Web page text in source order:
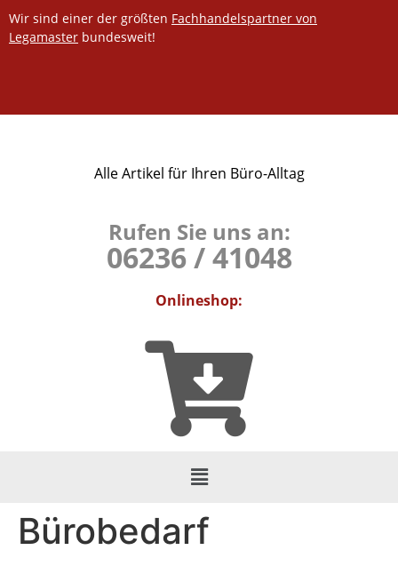
Wir sind einer der größten Fachhandelspartner von
Legamaster bundesweit!
Alle Artikel für Ihren Büro-Alltag
Rufen Sie uns an:
06236 / 41048
Onlineshop:
Bürobedarf